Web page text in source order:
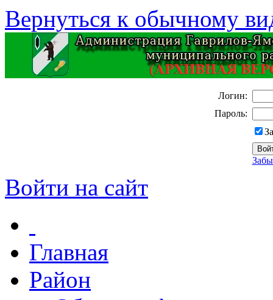
Вернуться к обычному
Логин:
Пароль:
Войти на сайт
Главная
Район